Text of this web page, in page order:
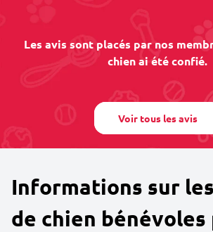
Les avis sont placés par nos
chien ai été confié.
Voir tous les avis
Informations sur
de chien bénévoles